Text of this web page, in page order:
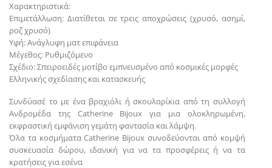
Χαρακτηριστικά:
Επιμετάλλωση: Διατίθεται σε τρεις αποχρώσεις (χρυσό, ασημί,
ροζ χρυσό)
Υφή: Ανάγλυφη ματ επιφάνεια
Μέγεθος: Ρυθμιζόμενο
Σχέδιο: Σπειροειδές μοτίβο εμπνευσμένο από κοσμικές μορφές
Ελληνικής σχεδίασης και κατασκευής
Συνδύασέ το με ένα βραχιόλι ή σκουλαρίκια από τη συλλογή
Ανδρομέδα της Catherine Bijoux για μια ολοκληρωμένη,
εκφραστική εμφάνιση γεμάτη φαντασία και λάμψη.
Όλα τα κοσμήματα Catherine Bijoux συνοδεύονται από κομψή
συσκευασία δώρου, ιδανική για να τα προσφέρεις ή να τα
κρατήσεις για εσένα